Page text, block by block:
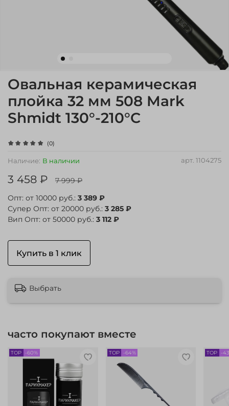
(0)
арт. 1104275
Наличие: В наличии
Овальная керамическая
плойка 32 мм 508 Mark
Shmidt 130°-210°C
3 458 ₽
7 999 ₽
Опт: от 10000 руб.: 3 389 ₽
Супер Опт: от 20000 руб.: 3 285 ₽
Вип Опт: от 50000 руб.: 3 112 ₽
Купить в 1 клик
Выбрать
часто покупают вместе
TOP -60% TOP -64% TOP -